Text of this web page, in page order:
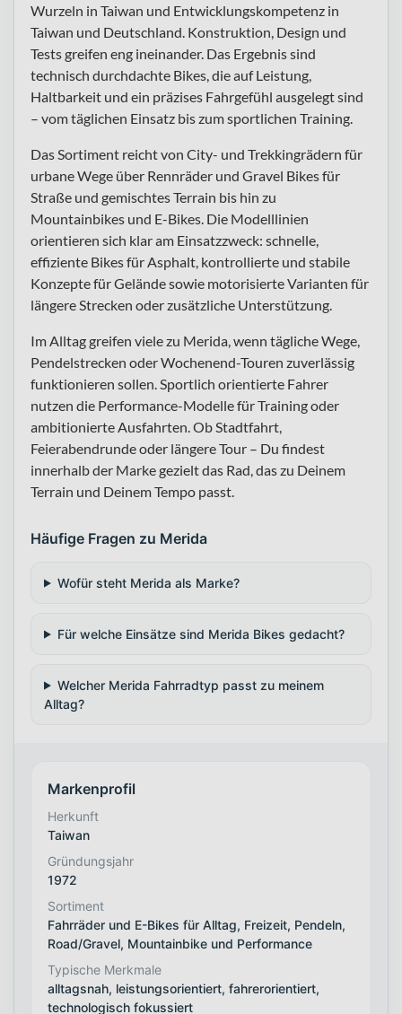
Wurzeln in Taiwan und Entwicklungskompetenz in
Taiwan und Deutschland. Konstruktion, Design und
Tests greifen eng ineinander. Das Ergebnis sind
technisch durchdachte Bikes, die auf Leistung,
Haltbarkeit und ein präzises Fahrgefühl ausgelegt sind
– vom täglichen Einsatz bis zum sportlichen Training.
Das Sortiment reicht von City- und Trekkingrädern für
urbane Wege über Rennräder und Gravel Bikes für
Straße und gemischtes Terrain bis hin zu
Mountainbikes und E-Bikes. Die Modelllinien
orientieren sich klar am Einsatzzweck: schnelle,
effiziente Bikes für Asphalt, kontrollierte und stabile
Konzepte für Gelände sowie motorisierte Varianten für
längere Strecken oder zusätzliche Unterstützung.
Im Alltag greifen viele zu Merida, wenn tägliche Wege,
Pendelstrecken oder Wochenend-Touren zuverlässig
funktionieren sollen. Sportlich orientierte Fahrer
nutzen die Performance-Modelle für Training oder
ambitionierte Ausfahrten. Ob Stadtfahrt,
Feierabendrunde oder längere Tour – Du findest
innerhalb der Marke gezielt das Rad, das zu Deinem
Terrain und Deinem Tempo passt.
Häufige Fragen zu Merida
Wofür steht Merida als Marke?
Für welche Einsätze sind Merida Bikes gedacht?
Welcher Merida Fahrradtyp passt zu meinem
Alltag?
Markenprofil
Herkunft
Taiwan
Gründungsjahr
1972
Sortiment
Fahrräder und E-Bikes für Alltag, Freizeit, Pendeln,
Road/Gravel, Mountainbike und Performance
Typische Merkmale
alltagsnah, leistungsorientiert, fahrerorientiert,
technologisch fokussiert